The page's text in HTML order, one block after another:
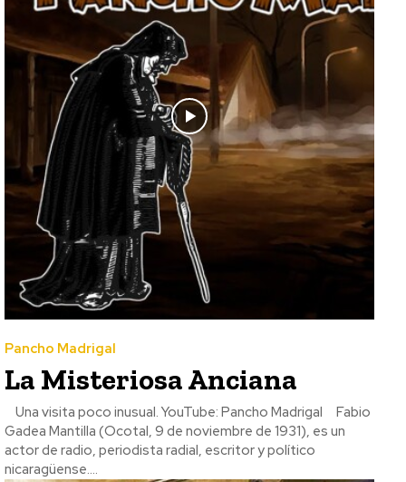
Pancho Madrigal
La Misteriosa Anciana
Gadea Mantilla (Ocotal, 9 de noviembre de 1931), es un
actor de radio, periodista radial, escritor y político
nicaragüense....